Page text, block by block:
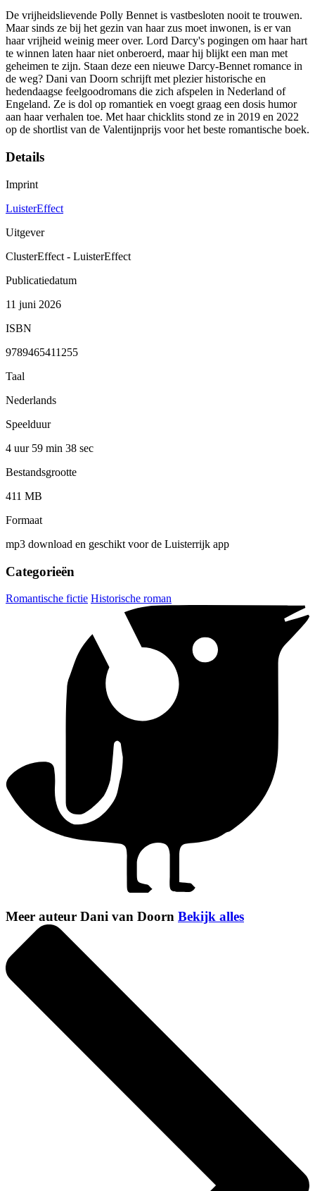
De vrijheidslievende Polly Bennet is vastbesloten nooit te trouwen.
Maar sinds ze bij het gezin van haar zus moet inwonen, is er van
haar vrijheid weinig meer over. Lord Darcy's pogingen om haar hart
te winnen laten haar niet onberoerd, maar hij blijkt een man met
geheimen te zijn. Staan deze een nieuwe Darcy-Bennet romance in
de weg? Dani van Doorn schrijft met plezier historische en
hedendaagse feelgoodromans die zich afspelen in Nederland of
Engeland. Ze is dol op romantiek en voegt graag een dosis humor
aan haar verhalen toe. Met haar chicklits stond ze in 2019 en 2022
op de shortlist van de Valentijnprijs voor het beste romantische boek.
Details
Imprint
LuisterEffect
Uitgever
ClusterEffect - LuisterEffect
Publicatiedatum
11 juni 2026
ISBN
9789465411255
Taal
Nederlands
Speelduur
4 uur 59 min 38 sec
Bestandsgrootte
411 MB
Formaat
mp3 download en geschikt voor de Luisterrijk app
Categorieën
Romantische fictie Historische roman
Meer auteur Dani van Doorn Bekijk alles